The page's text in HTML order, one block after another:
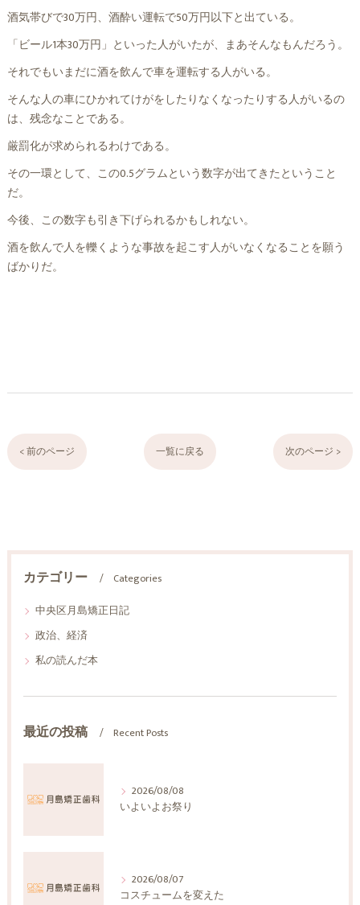
酒気帯びで30万円、酒酔い運転で50万円以下と出ている。
「ビール1本30万円」といった人がいたが、まあそんなもんだろう。
それでもいまだに酒を飲んで車を運転する人がいる。
そんな人の車にひかれてけがをしたりなくなったりする人がいるの
は、残念なことである。
厳罰化が求められるわけである。
その一環として、この0.5グラムという数字が出てきたということ
だ。
今後、この数字も引き下げられるかもしれない。
酒を飲んで人を轢くような事故を起こす人がいなくなることを願う
ばかりだ。
< 前のページ 一覧に戻る 次のページ >
カテゴリー
Categories
中央区月島矯正日記
政治、経済
私の読んだ本
最近の投稿 Recent Posts
2026/08/08
いよいよお祭り
2026/08/07
コスチュームを変えた